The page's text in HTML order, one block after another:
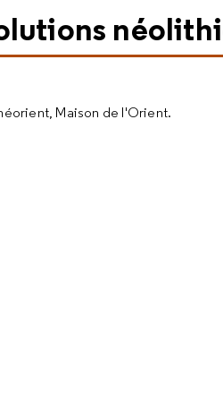
Maison de l'Orient.